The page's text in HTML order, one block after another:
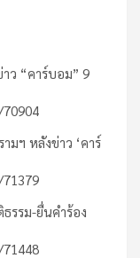
ว “คาร์บอม” 9
มฯ หลังข่าว ‘คาร์
รรม-ยื่นคำร้อง